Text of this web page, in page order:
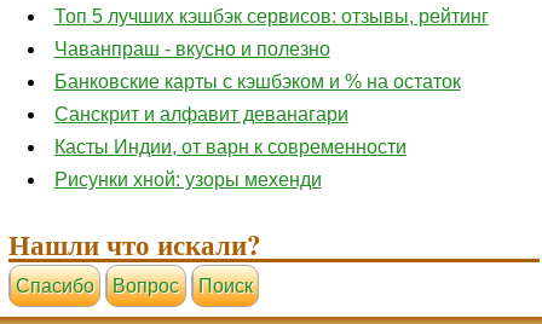
Топ 5 лучших кэшбэк сервисов: отзывы, рейтинг
Чаванпраш - вкусно и полезно
Банковские карты с кэшбэком и % на остаток
Санскрит и алфавит деванагари
Касты Индии, от варн к современности
Рисунки хной: узоры мехенди
Нашли что искали?
Cпасибо Вопрос Поиск